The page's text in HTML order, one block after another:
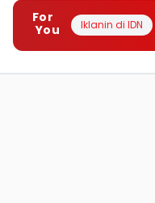
For
You
Iklanin di IDN